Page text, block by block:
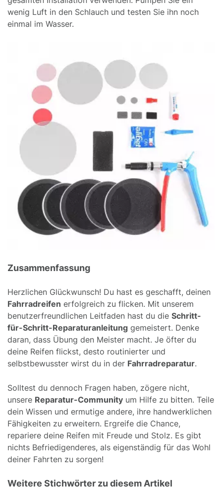
wenig Luft in den Schlauch und testen Sie ihn noch
einmal im Wasser.
Zusammenfassung
Herzlichen Glückwunsch! Du hast es geschafft, deinen
Fahrradreifen erfolgreich zu flicken. Mit unserem
benutzerfreundlichen Leitfaden hast du die Schritt-
für-Schritt-Reparaturanleitung gemeistert. Denke
daran, dass Übung den Meister macht. Je öfter du
deine Reifen flickst, desto routinierter und
selbstbewusster wirst du in der Fahrradreparatur.
Solltest du dennoch Fragen haben, zögere nicht,
unsere Reparatur-Community um Hilfe zu bitten. Teile
dein Wissen und ermutige andere, ihre handwerklichen
Fähigkeiten zu erweitern. Ergreife die Chance,
repariere deine Reifen mit Freude und Stolz. Es gibt
nichts Befriedigenderes, als eigenständig für das Wohl
deiner Fahrten zu sorgen!
Weitere Stichwörter zu diesem Artikel